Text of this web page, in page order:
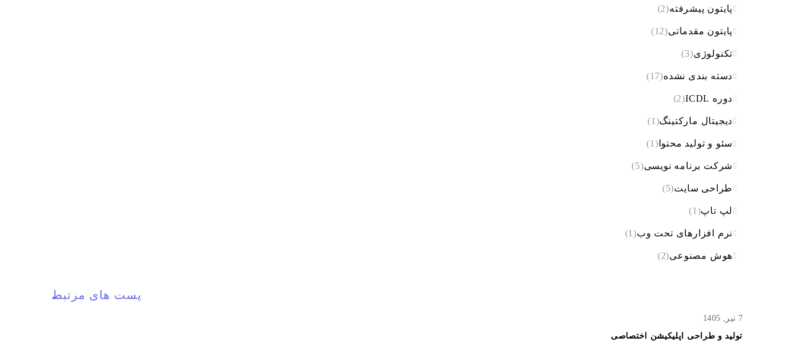
پایتون پیشرفته(2)
پایتون مقدماتی(12)
تکنولوژی(3)
دسته بندی نشده(17)
دوره ICDL (2)
دیجیتال مارکتینگ(1)
سئو و تولید محتوا (1)
شرکت برنامه نویسی(5)
طراحی سایت(5)
لپ تاپ(1)
نرم افزارهای تحت وب(1)
هوش مصنوعی(2)
پست های مرتبط
7 تیر, 1405
تولید و طراحی اپلیکیشن اختصاصی